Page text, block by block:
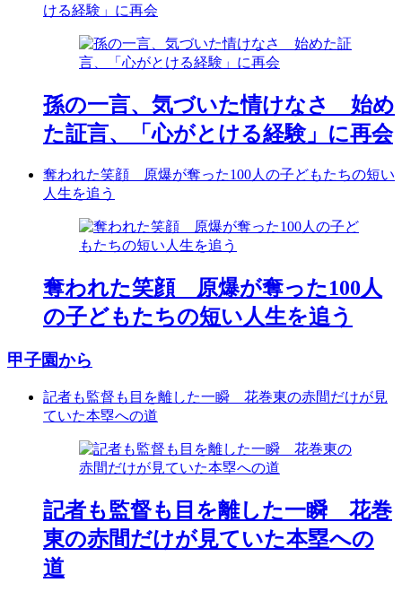
ける経験」に再会
孫の一言、気づいた情けなさ 始め
た証言、「心がとける経験」に再会
奪われた笑顔 原爆が奪った100人の子どもたちの短い
人生を追う
奪われた笑顔 原爆が奪った100人
の子どもたちの短い人生を追う
甲子園から
記者も監督も目を離した一瞬 花巻東の赤間だけが見
ていた本塁への道
記者も監督も目を離した一瞬 花巻
東の赤間だけが見ていた本塁への
道